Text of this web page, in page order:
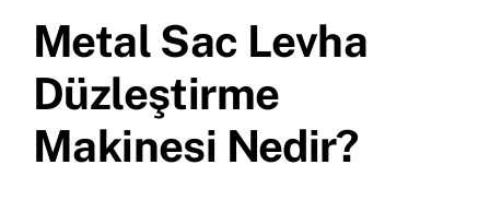
Metal Sac Levha
Düzleştirme
Makinesi Nedir?